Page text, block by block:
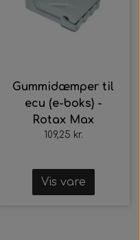
Gummidæmper til
ecu (e-boks) -
Rotax Max
109,25 kr.
Vis vare